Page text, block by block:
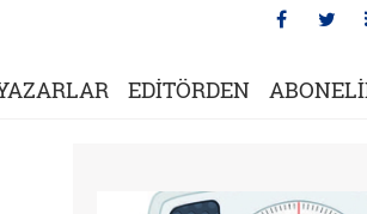
EDİTÖRDEN